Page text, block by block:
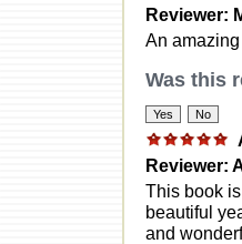
Reviewer:
An
Was this
Reviewer:
This book
beautiful
and